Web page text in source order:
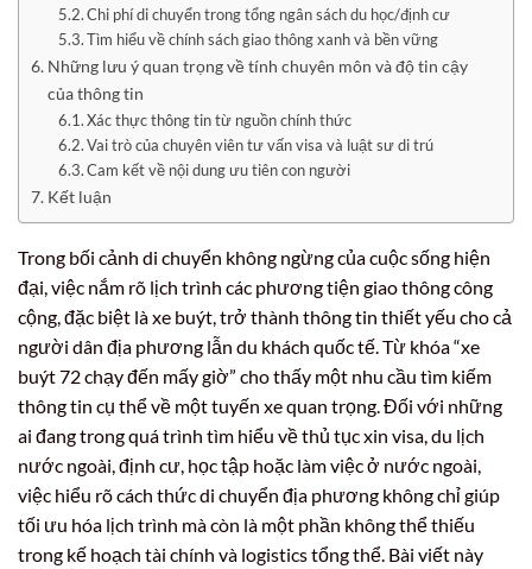
Chi phí di chuyển trong tổng ngân sách du học/định cư
Tìm hiểu về chính sách giao thông xanh và bền vững
Những lưu ý quan trọng về tính chuyên môn và độ tin cậy
của thông tin
Xác thực thông tin từ nguồn chính thức
Vai trò của chuyên viên tư vấn visa và luật sư di trú
Cam kết về nội dung ưu tiên con người
Kết luận
Trong bối cảnh di chuyển không ngừng của cuộc sống hiện
đại, việc nắm rõ lịch trình các phương tiện giao thông công
cộng, đặc biệt là xe buýt, trở thành thông tin thiết yếu cho cả
người dân địa phương lẫn du khách quốc tế. Từ khóa “xe
buýt 72 chạy đến mấy giờ” cho thấy một nhu cầu tìm kiếm
thông tin cụ thể về một tuyến xe quan trọng. Đối với những
ai đang trong quá trình tìm hiểu về thủ tục xin visa, du lịch
nước ngoài, định cư, học tập hoặc làm việc ở nước ngoài,
việc hiểu rõ cách thức di chuyển địa phương không chỉ giúp
tối ưu hóa lịch trình mà còn là một phần không thể thiếu
trong kế hoạch tài chính và logistics tổng thể. Bài viết này